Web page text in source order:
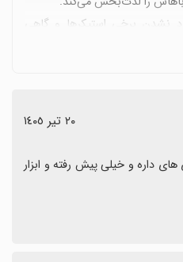
نشدن برخی استیکرها و گاهی
که با به‌روزرسانی‌ها قابل
کلاس‌های درس و استفاده روزمره
٢٠ تیر ١٤٠٥